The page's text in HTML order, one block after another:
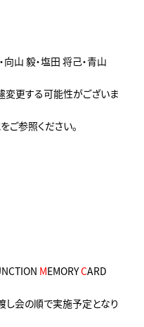
向山 毅・塩田 将己・青山
変更する可能性がございま
参照ください。
MEMORYCARD
会の順で実施予定となり